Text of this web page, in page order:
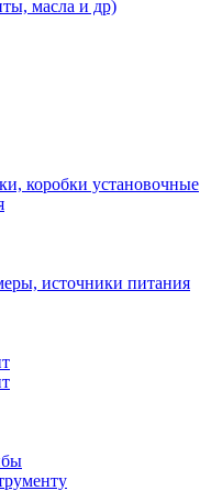
масла и др)
коробки установочные
источники питания